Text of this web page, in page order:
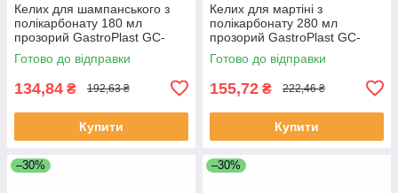
Келих для шампанського з
полікарбонату 180 мл
прозорий GastroPlast GC-
-0030
Готово до відправки
134,84 ₴ 192,63 ₴
Купити
Келих для мартіні з
полікарбонату 280 мл
прозорий GastroPlast GC-
-0031
Готово до відправки
155,72 ₴ 222,46 ₴
Купити
–30% –30%